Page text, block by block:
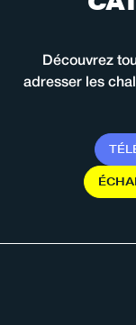
Découvrez
adresser les
TÉL
ÉCHA